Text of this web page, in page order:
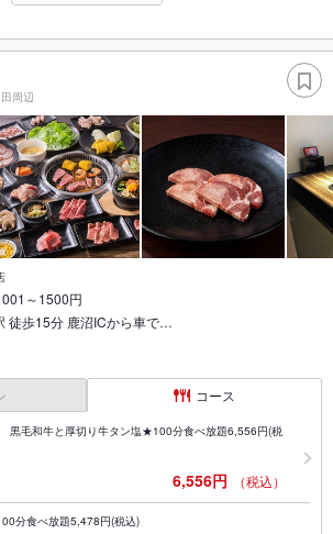
周辺
～1500円
徒歩15分 鹿沼ICから車で…
コース
毛和牛と厚切り牛タン塩★100分食べ放題6,556円(税
6,556円 （税込）
分食べ放題5,478円(税込)